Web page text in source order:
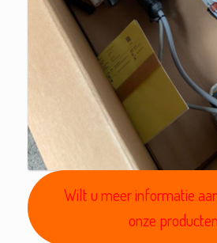
Wilt u meer informatie
onze